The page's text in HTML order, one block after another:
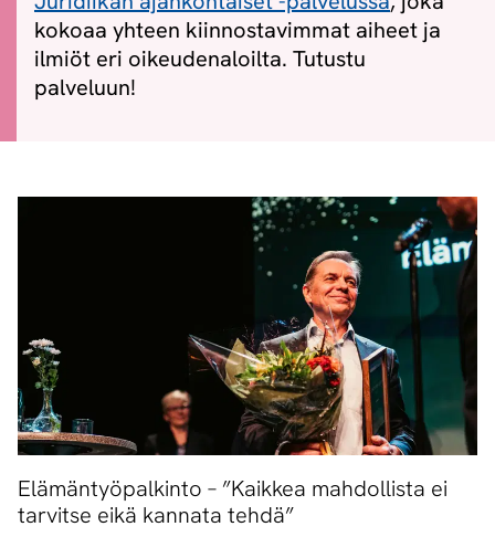
kokoaa yhteen kiinnostavimmat aiheet ja
ilmiöt eri oikeudenaloilta. Tutustu
palveluun!
Elämäntyöpalkinto – ”Kaikkea mahdollista ei
tarvitse eikä kannata tehdä”